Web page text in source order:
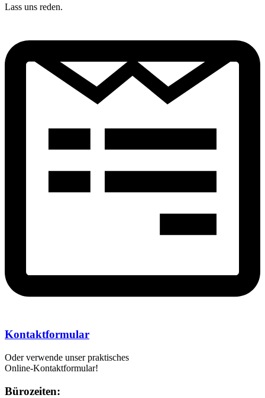
Lass uns reden.
Kontaktformular
Oder verwende unser praktisches
Online-Kontaktformular!
Bürozeiten: